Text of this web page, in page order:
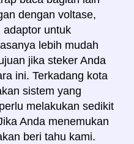
dengan voltase,
adaptor untuk
lebih mudah
jika steker Anda
ini. Terkadang kota
sistem yang
melakukan sedikit
Anda menemukan
beri tahu kami.